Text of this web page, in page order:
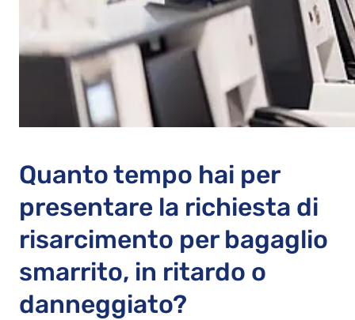
Quanto tempo hai per
presentare la richiesta di
risarcimento per bagaglio
smarrito, in ritardo o
danneggiato?